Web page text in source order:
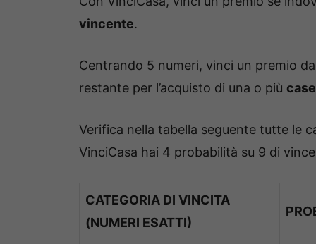
vincente.
Centrando 5 numeri, vinci un premio da
restante per l’acquisto di una o più
Verifica nella tabella seguente tutte le
VinciCasa hai 4 probabilità su 9 di
CATEGORIA DI VINCITA
(NUMERI ESATTI)